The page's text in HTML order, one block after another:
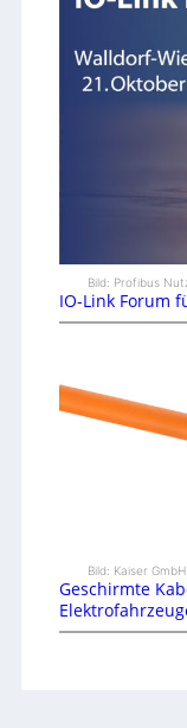
Bild: Profibus
IO-Link Forum
Bild: Kaiser
Geschirmte